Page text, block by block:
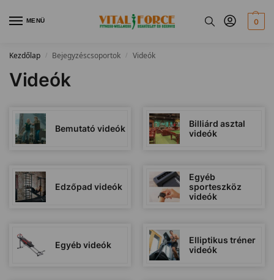
MENÜ 0
Kezdőlap / Bejegyzéscsoportok / Videók
Videók
Bemutató videók
Billiárd asztal
videók
Edzőpad videók
Egyéb
sporteszköz
videók
Egyéb videók
Elliptikus tréner
videók